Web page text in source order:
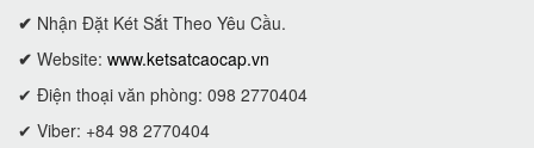
✔ Nhận Đặt Két Sắt Theo Yêu Cầu.
✔ Website: www.ketsatcaocap.vn
✔ Điện thoại văn phòng: 098 2770404
✔ Viber: +84 98 2770404